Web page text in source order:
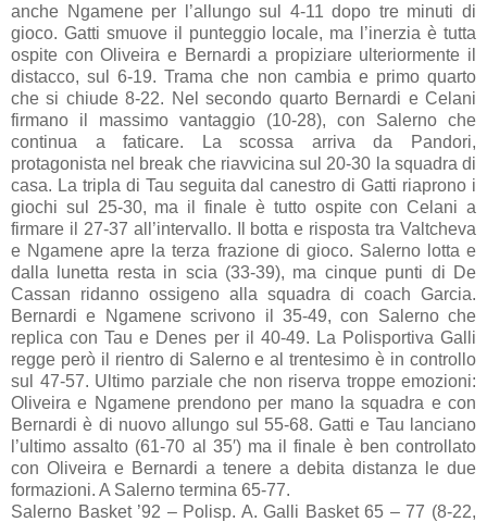
anche Ngamene per l’allungo sul 4-11 dopo tre minuti di
gioco. Gatti smuove il punteggio locale, ma l’inerzia è tutta
ospite con Oliveira e Bernardi a propiziare ulteriormente il
distacco, sul 6-19. Trama che non cambia e primo quarto
che si chiude 8-22. Nel secondo quarto Bernardi e Celani
firmano il massimo vantaggio (10-28), con Salerno che
continua a faticare. La scossa arriva da Pandori,
protagonista nel break che riavvicina sul 20-30 la squadra di
casa. La tripla di Tau seguita dal canestro di Gatti riaprono i
giochi sul 25-30, ma il finale è tutto ospite con Celani a
firmare il 27-37 all’intervallo. Il botta e risposta tra Valtcheva
e Ngamene apre la terza frazione di gioco. Salerno lotta e
dalla lunetta resta in scia (33-39), ma cinque punti di De
Cassan ridanno ossigeno alla squadra di coach Garcia.
Bernardi e Ngamene scrivono il 35-49, con Salerno che
replica con Tau e Denes per il 40-49. La Polisportiva Galli
regge però il rientro di Salerno e al trentesimo è in controllo
sul 47-57. Ultimo parziale che non riserva troppe emozioni:
Oliveira e Ngamene prendono per mano la squadra e con
Bernardi è di nuovo allungo sul 55-68. Gatti e Tau lanciano
l’ultimo assalto (61-70 al 35′) ma il finale è ben controllato
con Oliveira e Bernardi a tenere a debita distanza le due
formazioni. A Salerno termina 65-77.
Salerno Basket ’92 – Polisp. A. Galli Basket 65 – 77 (8-22,